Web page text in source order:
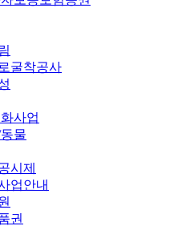
굴착공사
사업
물
시제
업안내
권